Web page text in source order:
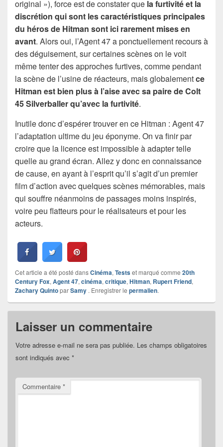
original »), force est de constater que la furtivité et la
discrétion qui sont les caractéristiques principales
du héros de Hitman sont ici rarement mises en
avant. Alors oui, l’Agent 47 a ponctuellement recours à
des déguisement, sur certaines scènes on le voit
même tenter des approches furtives, comme pendant
la scène de l’usine de réacteurs, mais globalementce
Hitman est bien plus à l’aise avec sa paire de Colt
45 Silverballer qu’avec la furtivité.
Inutile donc d’espérer trouver en ce Hitman : Agent 47
l’adaptation ultime du jeu éponyme. On va finir par
croire que la licence est impossible à adapter telle
quelle au grand écran. Allez y donc en connaissance
de cause, en ayant à l’esprit qu’il s’agit d’un premier
film d’action avec quelques scènes mémorables, mais
qui souffre néanmoins de passages moins inspirés,
voire peu flatteurs pour le réalisateurs et pour les
acteurs.
Cet article a été posté dansCinéma, Testset marqué comme 20th
Century Fox, Agent 47, cinéma, critique, Hitman, Rupert Friend,
Zachary QuintoparSamy . Enregistrer le permalien.
Laisser un commentaire
Votre adresse e-mail ne sera pas publiée. Les champs obligatoires
sont indiqués avec *
Commentaire *